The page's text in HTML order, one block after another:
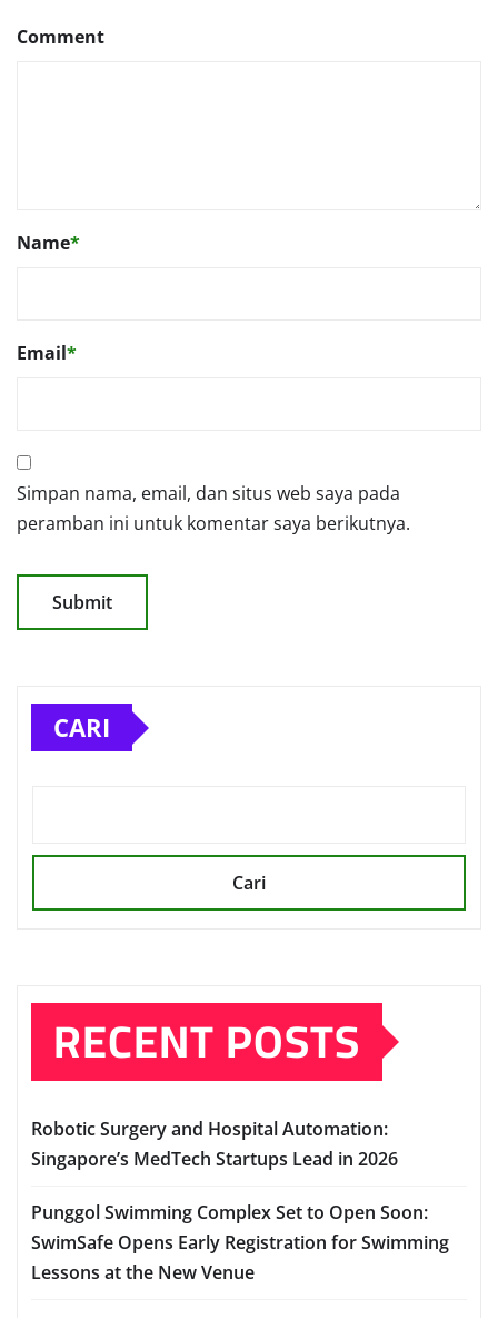
Comment
Name*
Email*
Simpan nama, email, dan situs web saya pada
peramban ini untuk komentar saya berikutnya.
CARI
Cari
RECENT POSTS
Robotic Surgery and Hospital Automation:
Singapore’s MedTech Startups Lead in 2026
Punggol Swimming Complex Set to Open Soon:
SwimSafe Opens Early Registration for Swimming
Lessons at the New Venue